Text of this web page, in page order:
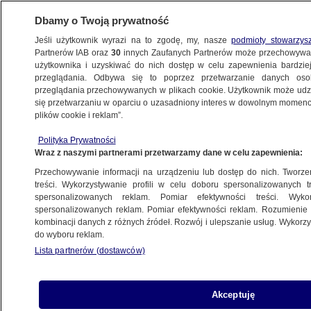
BIZNES
ZE ŚWIATA
Włosi wprowadzają surowe kary
przed wyborami
24.02.2018, 13:06
Udostępnij
Dbamy o Twoją prywatność
Jeśli użytkownik wyrazi na to zgodę, my, naszepodmioty
Partnerów IAB oraz30 innych Zaufanych Partnerów może
użytkownika i uzyskiwać do nich dostęp w celu zapewnienia
przeglądania. Odbywa się to poprzez przetwarzanie danych
przeglądania przechowywanych w plikach cookie. Użytkownik może
się przetwarzaniu w oparciu o uzasadniony interes w dowolnym
plików cookie i reklam”.
Polityka Prywatności
Wraz z naszymi partnerami przetwarzamy dane w celu zapewnienia:
Przechowywanie informacji na urządzeniu lub dostęp do nich.
treści. Wykorzystywanie profili w celu doboru spersonalizowanych
spersonalizowanych reklam. Pomiar efektywności treści.
spersonalizowanych reklam. Pomiar efektywności reklam.
kombinacji danych z różnych źródeł. Rozwój i ulepszanie usług.
do wyboru reklam.
Lista partnerów (dostawców)
Akceptuję